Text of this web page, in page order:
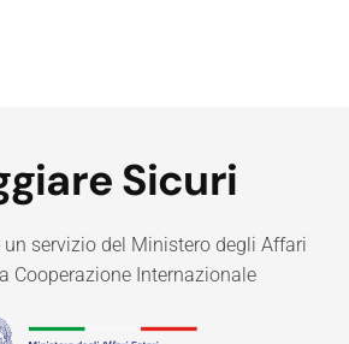
Sicuri
servizio del Ministero degli Affari
Cooperazione Internazionale